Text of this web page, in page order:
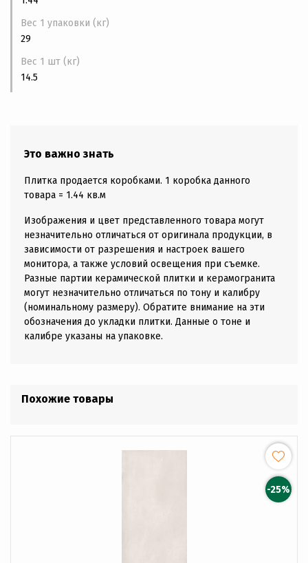
Вес 1 упаковки (кг)
29
Вес 1 шт (кг)
14.5
Это важно знать
Плитка продается коробками. 1 коробка данного
товара = 1.44 кв.м
Изображения и цвет представленного товара могут
незначительно отличаться от оригинала продукции, в
зависимости от разрешения и настроек вашего
монитора, а также условий освещения при съемке.
Разные партии керамической плитки и керамогранита
могут незначительно отличаться по тону и калибру
(номинальному размеру). Обратите внимание на эти
обозначения до укладки плитки. Данные о тоне и
калибре указаны на упаковке.
Похожие товары
-25%